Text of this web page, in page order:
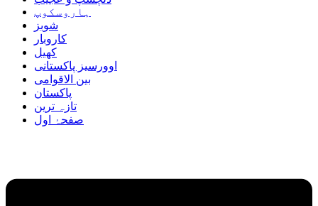
ہاروسکوپ
شوبز
کاروبار
کھیل
اوورسیز پاکستانی
بین الاقوامی
پاکستان
تازہ ترین
صفحۂ اول